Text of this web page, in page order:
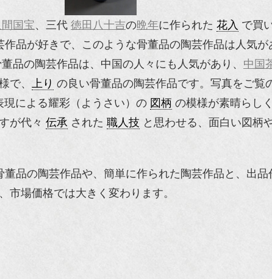
間国宝、三代 徳田八十吉の晩年に作られた 花入 で買
作品が好きで、このような骨董品の陶芸作品は人気
品の陶芸作品は、中国の人々にも人気があり、 中国
で、
上り の良い骨董品の陶芸作品です。写真をご覧
による耀彩（ようさい）の 図柄 の模様が素晴らし
が代々 伝承 された 職人技 と思わせる、面白い図柄
董品の陶芸作品や、簡単に作られた陶芸作品と、出
市場価格では大きく変わります。